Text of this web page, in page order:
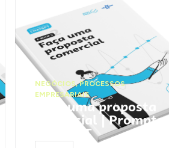
NEGÓCIOS,PROCESSOS
EMPRESARIAIS
Faça uma proposta
comercial | Prompts
ChatGPT